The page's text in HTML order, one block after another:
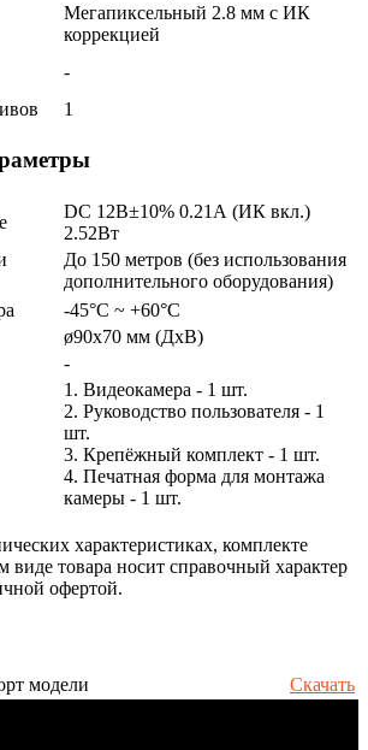
Мегапиксельный 2.8 мм c ИК
коррекцией
-
1
DC 12В±10% 0.21А (ИК вкл.)
2.52Вт
До 150 метров (без использования
дополнительного оборудования)
-45°С ~ +60°С
ø90х70 мм (ДхВ)
-
1. Видеокамера - 1 шт.
2. Руководство пользователя - 1
шт.
3. Крепёжный комплект - 1 шт.
4. Печатная форма для монтажа
камеры - 1 шт.
характеристиках, комплекте
виде товара носит справочный характер
офертой.
модели Скачать